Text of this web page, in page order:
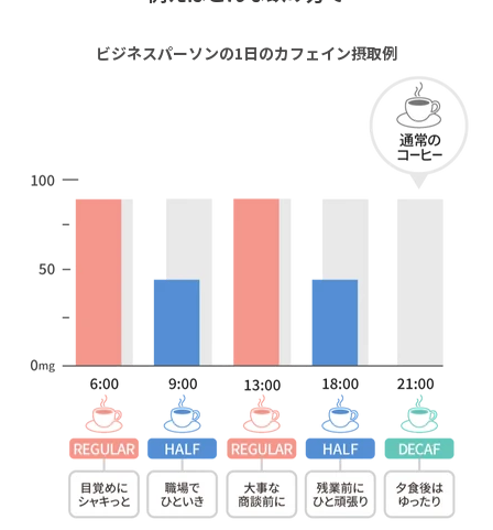
ビジネスパーソンの1日のカフェイン摂取例